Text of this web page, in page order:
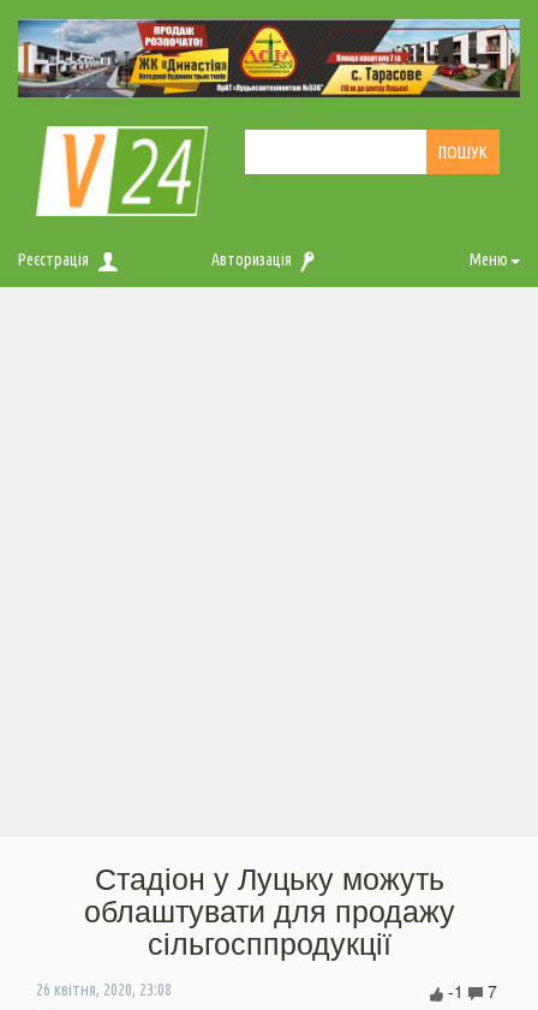
Реєстрація Авторизація Меню
Стадіон у Луцьку можуть
облаштувати для продажу
сільгосппродукції
26 квітня, 2020, 23:08 7
-1